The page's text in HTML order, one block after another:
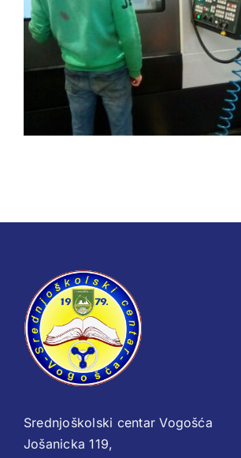
Srednjoškolski centar Vogošća
Jošanicka 119,